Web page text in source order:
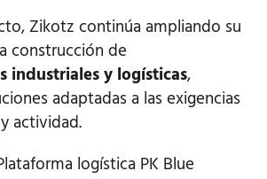
Zikotz continúa ampliando su
construcción de
industriales y logísticas,
adaptadas a las exigencias
actividad.
logística PK Blue